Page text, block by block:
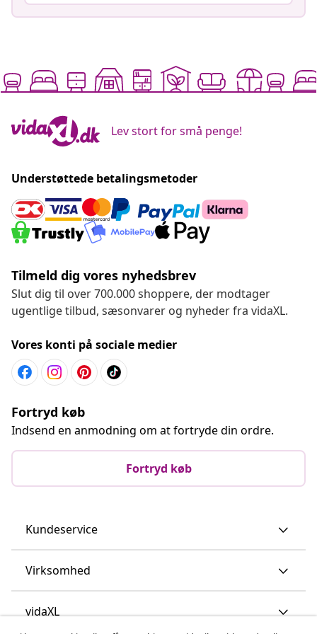
Lev stort for små penge!
Understøttede betalingsmetoder
Tilmeld dig vores nyhedsbrev
Slut dig til over 700.000 shoppere, der modtager
ugentlige tilbud, sæsonvarer og nyheder fra vidaXL.
Vores konti på sociale medier
Fortryd køb
Indsend en anmodning om at fortryde din ordre.
Fortryd køb
Kundeservice
Virksomhed
vidaXL